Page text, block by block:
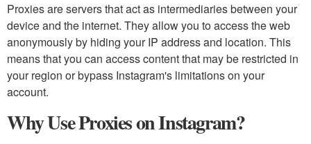
Proxies are servers that act as intermediaries between your
device and the internet. They allow you to access the web
anonymously by hiding your IP address and location. This
means that you can access content that may be restricted in
your region or bypass Instagram's limitations on your
account.
Why Use Proxies on Instagram?